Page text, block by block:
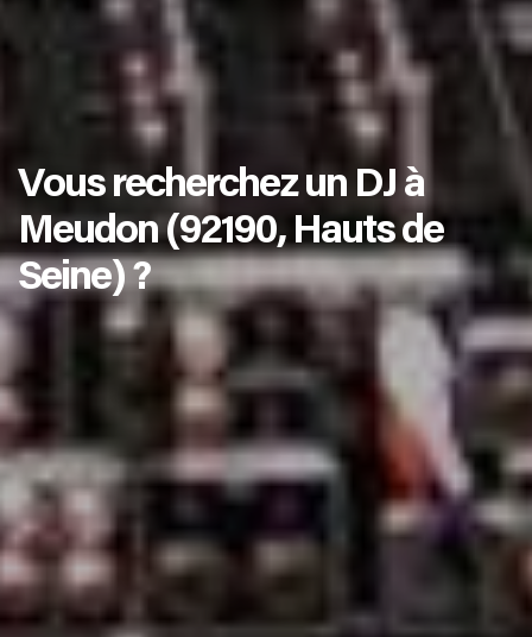
Vous recherchez un DJ à
Meudon (92190, Hauts de
Seine) ?